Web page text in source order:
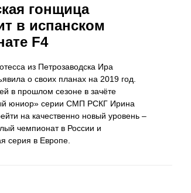
гонщица
в испанском
F4
из Петрозаводска Ира
о своих планах на 2019 год.
в прошлом сезоне в зачёте
юниор» серии СМП РСКГ Ирина
на качественно новый уровень –
чемпионат в России и
серия в Европе.